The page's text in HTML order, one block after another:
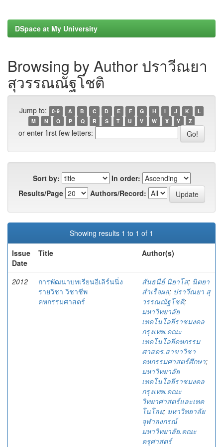
DSpace at My University
Browsing by Author ปราวีณยา
สุวรรณณัฐโชติ
Jump to: 0-9 A B C D E F G H I J K
L
M
N O P Q R S T U V W X Y Z
or enter first few letters:
Sort by:
In order:
Results/Page
Authors/Record:
Showing results 1 to 1 of 1
Issue
Date
Title Author(s)
2012
การพัฒนาบทเรียนอีเลิร์นนิ่ง
รายวิชา วิชาชีพ
คหกรรมศาสตร์
สันธนีย์ นิยาโส; นิตยา
สำเร็จผล; ปราวีณยา สุ
วรรณณัฐโชติ;
มหาวิทยาลัย
เทคโนโลยีราชมงคล
กรุงเทพ.คณะ
เทคโนโลยีคหกรรม
ศาสตร.สาขาวิชา
คหกรรมศาสตร์ศึกษา;
มหาวิทยาลัย
เทคโนโลยีราชมงคล
กรุงเทพ.คณะ
วิทยาศาสตร์และเทค
โนโลย; มหาวิทยาลัย
จุฬาลงกรณ์
มหาวิทยาลัย.คณะ
ครุศาสตร์